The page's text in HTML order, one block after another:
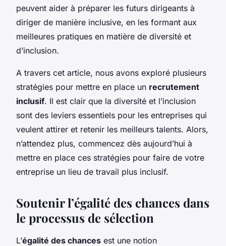
peuvent aider à préparer les futurs dirigeants à
diriger de manière inclusive, en les formant aux
meilleures pratiques en matière de diversité et
d’inclusion.
A travers cet article, nous avons exploré plusieurs
stratégies pour mettre en place un recrutement
inclusif. Il est clair que la diversité et l’inclusion
sont des leviers essentiels pour les entreprises qui
veulent attirer et retenir les meilleurs talents. Alors,
n’attendez plus, commencez dès aujourd’hui à
mettre en place ces stratégies pour faire de votre
entreprise un lieu de travail plus inclusif.
Soutenir l’égalité des chances dans
le processus de sélection
L’égalité des chances est une notion